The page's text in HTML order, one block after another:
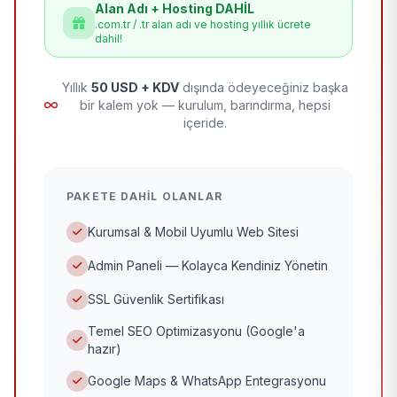
Alan Adı + Hosting DAHİL
.com.tr / .tr alan adı ve hosting yıllık ücrete
dahil!
Yıllık 50 USD + KDV dışında ödeyeceğiniz başka
bir kalem yok — kurulum, barındırma, hepsi
içeride.
PAKETE DAHIL OLANLAR
Kurumsal & Mobil Uyumlu Web Sitesi
Admin Paneli — Kolayca Kendiniz Yönetin
SSL Güvenlik Sertifikası
Temel SEO Optimizasyonu (Google'a
hazır)
Google Maps & WhatsApp Entegrasyonu